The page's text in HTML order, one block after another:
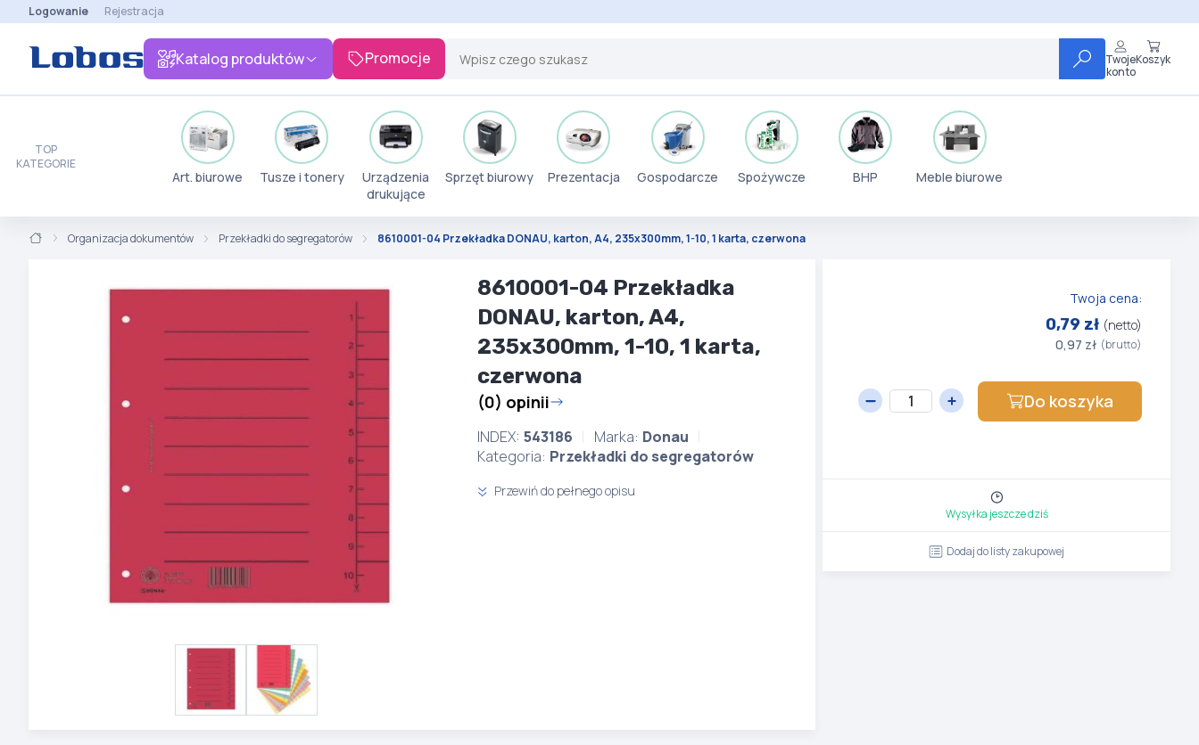
Logowanie Rejestracja
Katalog produktów Promocje
Twoje
konto
Koszyk
TOP
KATEGORIE
Art. biurowe Tusze i tonery
Urządzenia
drukujące
Sprzęt biurowy Prezentacja Gospodarcze Spożywcze BHP Meble biurowe
Organizacja dokumentów Przekładki do segregatorów 8610001-04 Przekładka DONAU, karton, A4, 235x300mm, 1-10, 1 karta, czerwona
8610001-04 Przekładka
DONAU, karton, A4,
235x300mm, 1-10, 1 karta,
czerwona
(0) opinii
INDEX: 543186 Marka: Donau
Kategoria: Przekładki do segregatorów
Przewiń do pełnego opisu
Twoja cena:
0,79 zł (netto)
0,97 zł (brutto)
Do koszyka
Wysyłka jeszcze dziś
Dodaj do listy zakupowej